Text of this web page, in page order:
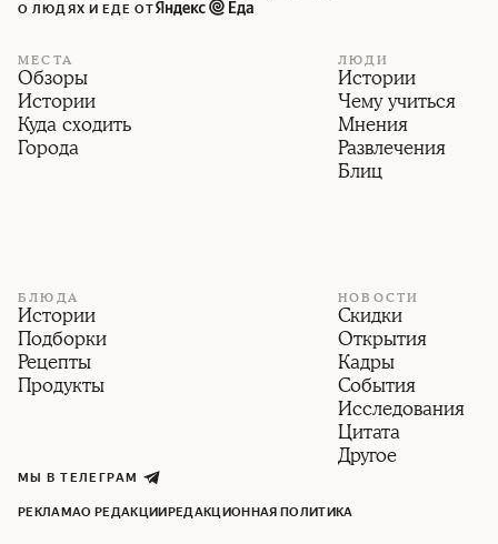
О ЛЮДЯХ И ЕДЕ ОТ
МЕСТА
Обзоры
Истории
Куда сходить
Города
ЛЮДИ
Истории
Чему учиться
Мнения
Развлечения
Блиц
БЛЮДА
Истории
Подборки
Рецепты
Продукты
НОВОСТИ
Скидки
Открытия
Кадры
События
Исследования
Цитата
Другое
МЫ В ТЕЛЕГРАМ
РЕКЛАМАО РЕДАКЦИИРЕДАКЦИОННАЯ ПОЛИТИКА